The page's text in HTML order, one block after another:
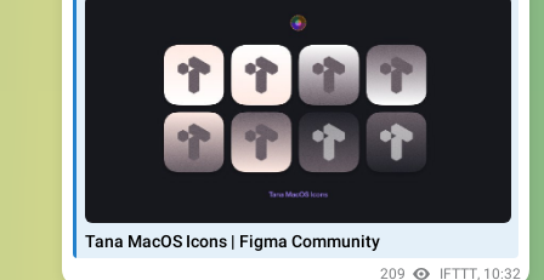
Tana MacOS Icons | Figma Community
209 IFTTT,10:32
漫游日报 Roam Daily